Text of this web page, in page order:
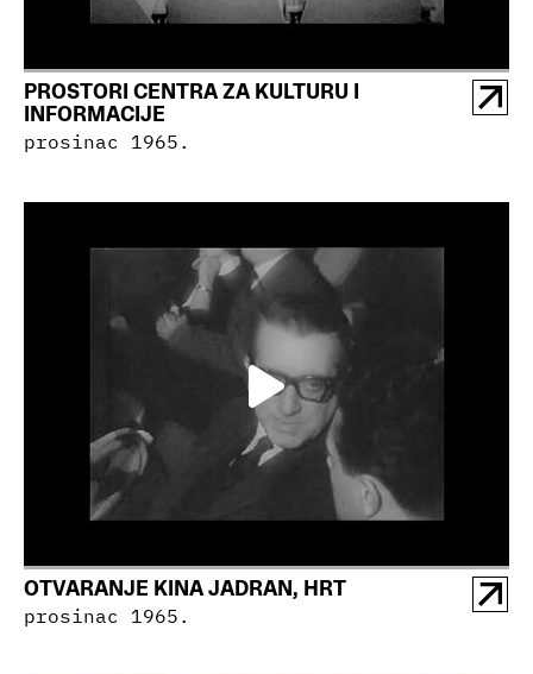
PROSTORI CENTRA ZA KULTURU I
INFORMACIJE
prosinac 1965.
OTVARANJE KINA JADRAN, HRT
prosinac 1965.